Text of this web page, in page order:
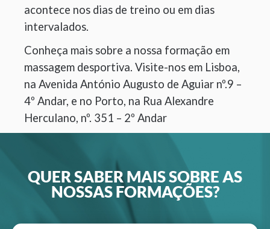
acontece nos dias de treino ou em dias
intervalados.
Conheça mais sobre a nossa formação em
massagem desportiva. Visite-nos em Lisboa,
na Avenida António Augusto de Aguiar nº.9 –
4º Andar, e no Porto, na Rua Alexandre
Herculano, nº. 351 – 2º Andar
QUER SABER MAIS SOBRE AS
NOSSAS FORMAÇÕES?